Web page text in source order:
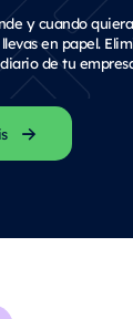
y cuando
en papel.
de tu